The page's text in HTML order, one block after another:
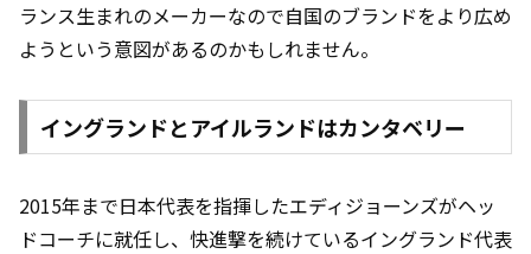
ランス生まれのメーカーなので自国のブランドをより広め
ようという意図があるのかもしれません。
イングランドとアイルランドはカンタベリー
2015年まで日本代表を指揮したエディジョーンズがヘッ
ドコーチに就任し、快進撃を続けているイングランド代表